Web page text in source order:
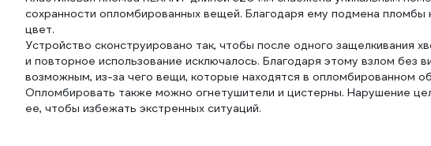
сохранности опломбированных вещей. Благодаря ему подмена
цвет.
Устройство сконструировано так, чтобы после одного защелкивания
и повторное использование исключалось. Благодаря этому взлом без
возможным, из-за чего вещи, которые находятся в опломбированном
Опломбировать также можно огнетушители и цистерны. Нарушение
ее, чтобы избежать экстренных ситуаций.